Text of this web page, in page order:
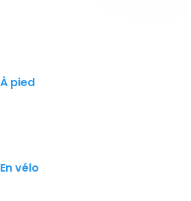
À pied
En vélo